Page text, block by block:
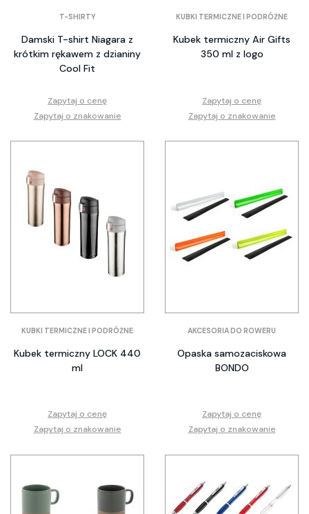
T-SHIRTY
Damski T-shirt Niagara z
krótkim rękawem z dzianiny
Cool Fit
Zapytaj o cenę
Zapytaj o znakowanie
KUBKI TERMICZNE I PODRÓŻNE
Kubek termiczny Air Gifts
350 ml z logo
Zapytaj o cenę
Zapytaj o znakowanie
KUBKI TERMICZNE I PODRÓŻNE
Kubek termiczny LOCK 440
ml
Zapytaj o cenę
Zapytaj o znakowanie
AKCESORIA DO ROWERU
Opaska samozaciskowa
BONDO
Zapytaj o cenę
Zapytaj o znakowanie